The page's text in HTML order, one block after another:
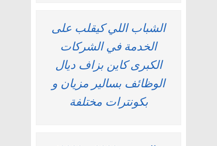
الشباب اللي كيقلب على
الخدمة في الشركات
الكبرى كاين بزاف ديال
الوظائف بسالير مزيان و
بكونترات مختلفة